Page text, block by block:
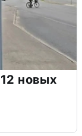
новых